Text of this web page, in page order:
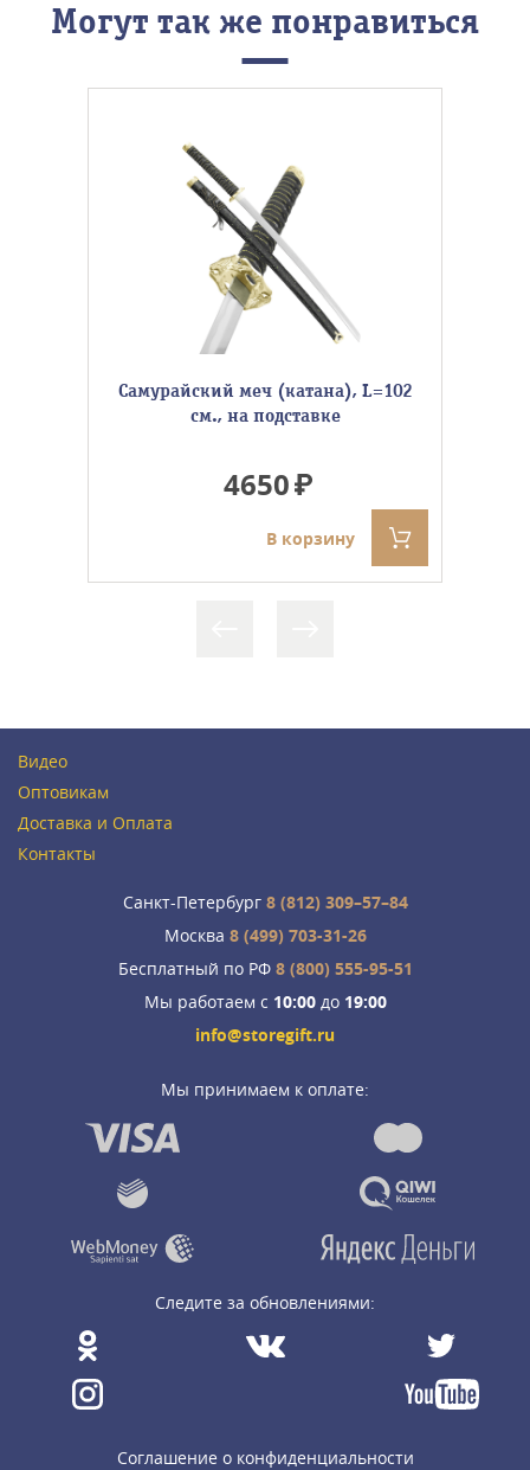
Могут так же понравиться
Самурайский меч (катана), L=102
см., на подставке
4650
В корзину
Видео
Оптовикам
Доставка и Оплата
Контакты
Санкт-Петербург8 (812) 309–57–84
Москва 8 (499) 703-31-26
Бесплатный по РФ8 (800) 555-95-51
Мы работаем с 10:00до 19:00
info@storegift.ru
Мы принимаем к оплате:
Следите за обновлениями:
Соглашение о конфиденциальности